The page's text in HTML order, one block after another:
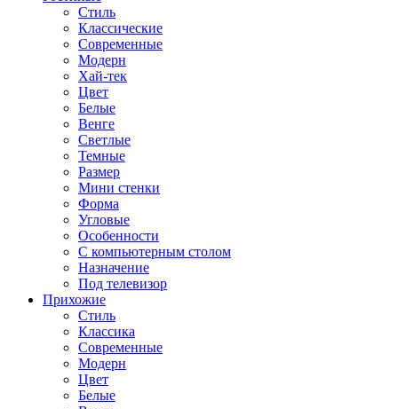
Стиль
Классические
Современные
Модерн
Хай-тек
Цвет
Белые
Венге
Светлые
Темные
Размер
Мини стенки
Форма
Угловые
Особенности
С компьютерным столом
Назначение
Под телевизор
Прихожие
Стиль
Классика
Современные
Модерн
Цвет
Белые